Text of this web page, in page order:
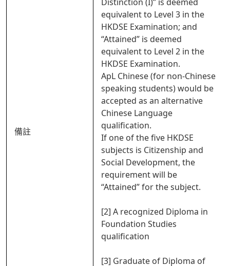
備註
Distinction (I)” is deemed
equivalent to Level 3 in the
HKDSE Examination; and
“Attained” is deemed
equivalent to Level 2 in the
HKDSE Examination.
ApL Chinese (for non-Chinese
speaking students) would be
accepted as an alternative
Chinese Language
qualification.
If one of the five HKDSE
subjects is Citizenship and
Social Development, the
requirement will be
“Attained” for the subject.
[2] A recognized Diploma in
Foundation Studies
qualification
[3] Graduate of Diploma of